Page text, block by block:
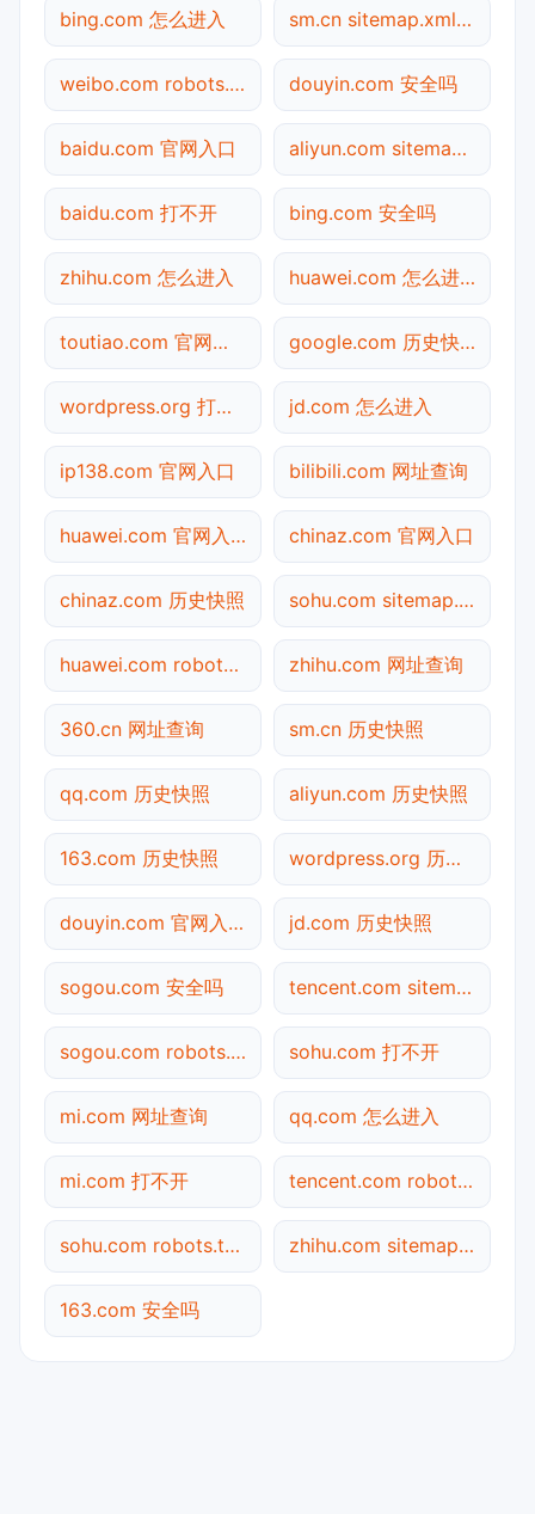
bing.com 怎么进入 sm.cn sitemap.xml检测
weibo.com robots.txt检测 douyin.com 安全吗
baidu.com 官网入口 aliyun.com sitemap.xml检测
baidu.com 打不开 bing.com 安全吗
zhihu.com 怎么进入 huawei.com 怎么进入
toutiao.com 官网入口 google.com 历史快照
wordpress.org 打不开 jd.com 怎么进入
ip138.com 官网入口 bilibili.com 网址查询
huawei.com 官网入口 chinaz.com 官网入口
chinaz.com 历史快照 sohu.com sitemap.xml检测
huawei.com robots.txt检测 zhihu.com 网址查询
360.cn 网址查询 sm.cn 历史快照
qq.com 历史快照 aliyun.com 历史快照
163.com 历史快照 wordpress.org 历史快照
douyin.com 官网入口 jd.com 历史快照
sogou.com 安全吗 tencent.com sitemap.xml检测
sogou.com robots.txt检测 sohu.com 打不开
mi.com 网址查询 qq.com 怎么进入
mi.com 打不开 tencent.com robots.txt检测
sohu.com robots.txt检测 zhihu.com sitemap.xml检测
163.com 安全吗